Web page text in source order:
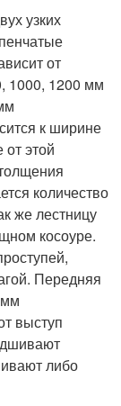
узких
от
1000, 1200 мм
к ширине
этой
количество
же лестницу
косоуре.
Передняя
выступ
либо